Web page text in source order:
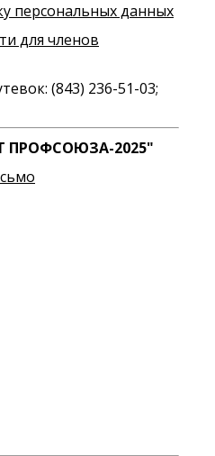
персональных данных
для членов
(843) 236-51-03;
ПРОФСОЮЗА-2025"